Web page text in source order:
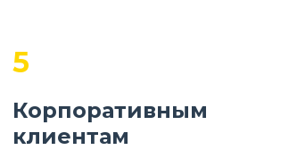
5
Корпоративным
клиентам